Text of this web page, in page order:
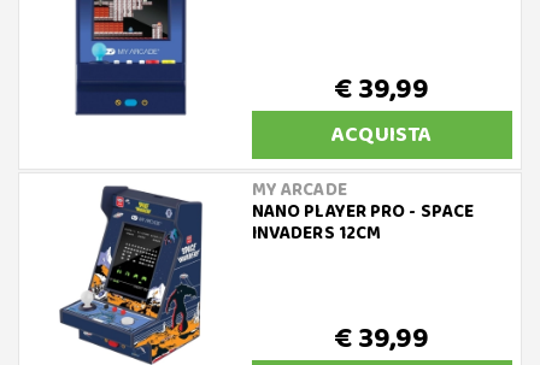
€ 39,99
ACQUISTA
MY ARCADE
NANO PLAYER PRO - SPACE
INVADERS 12CM
€ 39,99